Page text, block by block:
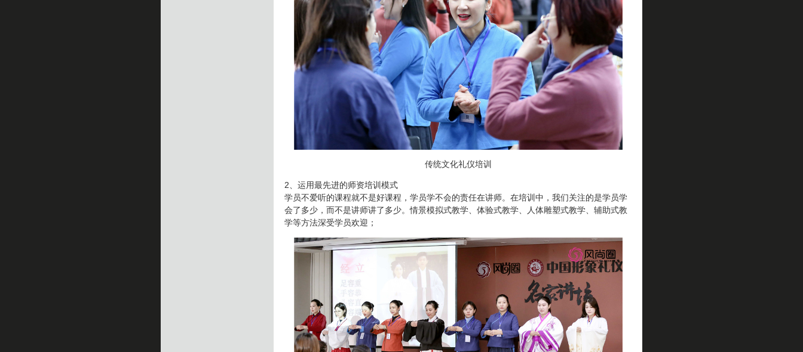
传统文化礼仪培训
2、运用最先进的师资培训模式
学员不爱听的课程就不是好课程，学员学不会的责任在讲师。在培训中，我们关注的是学员学
会了多少，而不是讲师讲了多少。情景模拟式教学、体验式教学、人体雕塑式教学、辅助式教
学等方法深受学员欢迎；